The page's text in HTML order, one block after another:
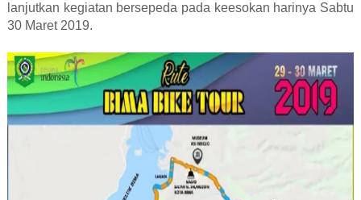
lanjutkan kegiatan bersepeda pada keesokan harinya Sabtu
30 Maret 2019.